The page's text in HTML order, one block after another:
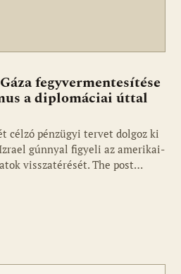
fegyvermentesítése
a diplomáciai úttal
célzó pénzügyi tervet dolgoz ki
gúnnyal figyeli az amerikai-
visszatérését. The post…